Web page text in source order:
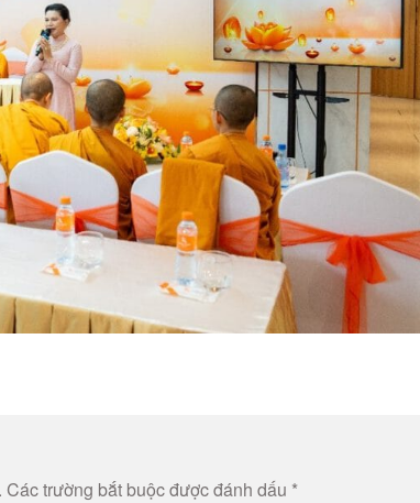
Các trường bắt buộc được đánh dấu *